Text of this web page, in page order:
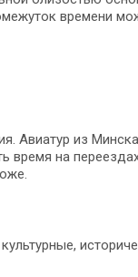
времени
Авиатур из
время на